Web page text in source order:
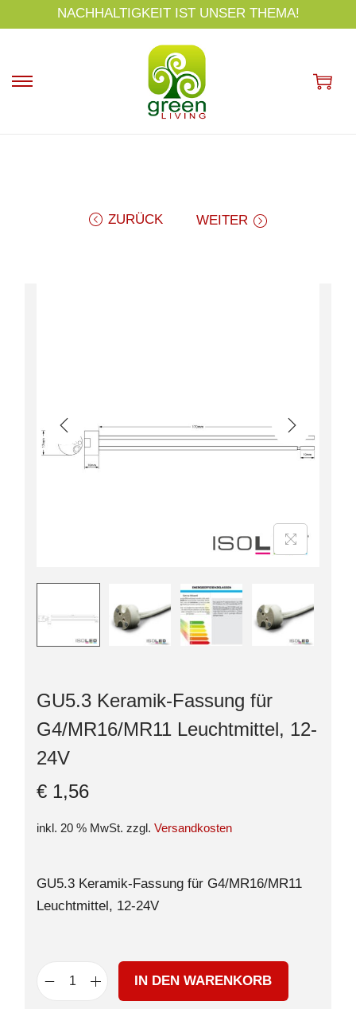
p
NACHHALTIGKEIT IST UNSER THEMA!
ZURÜCK WEITER
GU5.3 Keramik-Fassung für
G4/MR16/MR11 Leuchtmittel, 12-
24V
€ 1,56
inkl. 20 % MwSt. zzgl. Versandkosten
GU5.3 Keramik-Fassung für G4/MR16/MR11
Leuchtmittel, 12-24V
IN DEN WARENKORB